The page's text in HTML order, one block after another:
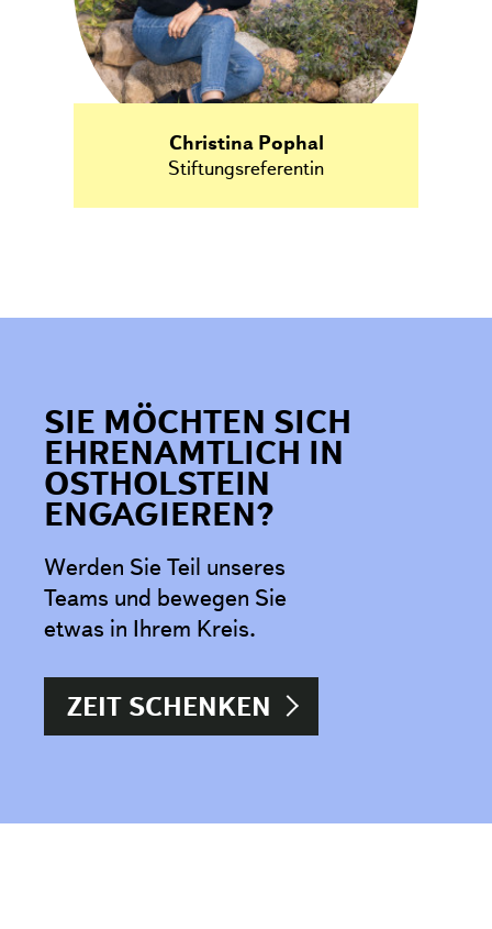
Christina Pophal
Stiftungsreferentin
SIE MÖCHTEN SICH
EHRENAMTLICH IN
OSTHOLSTEIN
ENGAGIEREN?
Werden Sie Teil unseres
Teams und bewegen Sie
etwas in Ihrem Kreis.
ZEIT SCHENKEN